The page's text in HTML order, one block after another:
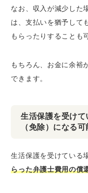
なお、収入が減少した
は、支払いを猶予して
もらったりすることも
もちろん、お金に余裕
できます。
生活保護を受け
（免除）になる
生活保護を受けている
らった弁護士費用の償